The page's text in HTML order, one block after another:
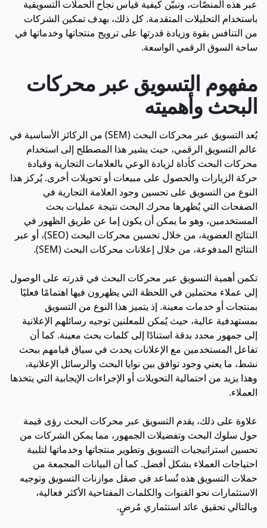
عبر هذه المنصّات، ونبيّن كيفية قياس نجاح الحملات التسويقية
باستخدام التحليلات المتقدمة. كل ذلك، بهدف تمكين الشركات
من التنافس بقوة وزيادة قدرتها على ترويج منتجاتها وخدماتها في
ساحة السوق الرقمي الواسعة.
مفهوم التسويق عبر محركات
البحث وأهميته
يُعد التسويق عبر محركات البحث (SEM) من الركائز الأساسية في
عالم التسويق الرقمي، حيث يشير هذا المصطلح إلى استخدام
محركات البحث كأداة لزيادة الوعي بالعلامات التجارية وقيادة
حركة الزيارات والحصول على مبيعات أو تحويلات أخرى. يُركز هذا
النوع من التسويق على تحسين وجود العلامة التجارية في
الصفحات التي يُظهرها محرك البحث نتيجة عمليات بحث
المستخدمين، وهو ما يمكن أن يكون إما عن طريق الظهور في
النتائج العضوية، من خلال تحسين محركات البحث (SEO)، أو عبر
النتائج المدفوعة، من خلال إعلانات محركات البحث (SEM).
تكمن أهمية التسويق عبر محركات البحث في قدرته على الوصول
إلى عملاء محتملين في اللحظة التي يظهرون فيها اهتمامًا فعليًا
بمنتجات أو خدمات معينة. إذ يتميز هذا النوع من التسويق
بمستهدفية عالية، حيث يُمكن للمعلنين توجيه رسائلهم الإعلانية
إلى جمهور محدد بدقة استنادًا إلى كلمات بحث معينة. كما أن
تفاعل المستخدمين مع الإعلانات يحدث في سياق قيامهم ببحث
نشط، ما يعني وجود توافق بين نوايا البحث والرسائل الإعلانية،
وهذا يزيد من احتمالية التحويلات أو الإجراءات الإيجابية التي يتخذها
العملاء.
علاوة على ذلك، يقدم التسويق عبر محركات البحث رؤى قيمة
حول سلوك البحث وتفضيلات الجمهور، مما يمكن الشركات من
تحسين استراتيجيات التسويق وتطوير منتجاتها وخدماتها لتلبية
احتياجات العملاء بشكل أفضل. كما أن البيانات المجمعة من
حملات التسويق هذه تُساعد في صقل موازنات التسويق وتوجيه
الاستثمارات نحو القنوات والكلمات المفتاحية الأكثر فعالية،
وبالتالي تحقيق عائد استثماري مُرضٍ.